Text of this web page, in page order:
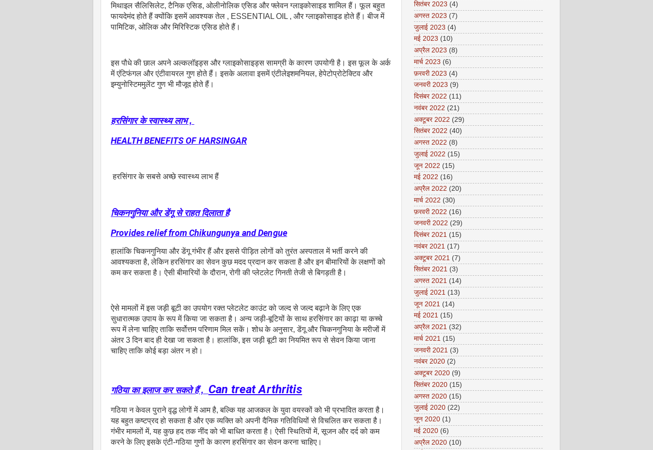
मिथाइल सैलिसिलेट, टैनिक एसिड, ओलीनोलिक एसिड और फ्लेवन ग्लाइकोसाइड शामिल हैं। फूल बहुत
फायदेमंद होते हैं क्योंकि इसमें आवश्यक तेल , ESSENTIAL OIL , और ग्लाइकोसाइड होते हैं। बीज में
पामिटिक, ओलिक और मिरिस्टिक एसिड होते हैं।
इस पौधे की छाल अपने अल्कलॉइड्स और ग्लाइकोसाइड्स सामग्री के कारण उपयोगी है। इस फूल के अर्क
में एंटिफंगल और एंटीवायरल गुण होते हैं। इसके अलावा इसमें एंटीलेइशमनियल, हेपेटोप्रोटेक्टिव और
इम्युनोस्टिममुलेंट गुण भी मौजूद होते हैं।
हरसिंगार के स्वास्थ्य लाभ ,
HEALTH BENEFITS OF HARSINGAR
हरसिंगार के सबसे अच्छे स्वास्थ्य लाभ हैं
चिकनगुनिया और डेंगू से राहत दिलाता है
Provides relief from Chikungunya and Dengue
हालांकि चिकनगुनिया और डेंगू गंभीर हैं और इससे पीड़ित लोगों को तुरंत अस्पताल में भर्ती करने की
आवश्यकता है, लेकिन हरसिंगार का सेवन कुछ मदद प्रदान कर सकता है और इन बीमारियों के लक्षणों को
कम कर सकता है। ऐसी बीमारियों के दौरान, रोगी की प्लेटलेट गिनती तेजी से बिगड़ती है।
ऐसे मामलों में इस जड़ी बूटी का उपयोग रक्त प्लेटलेट काउंट को जल्द से जल्द बढ़ाने के लिए एक
सुधारात्मक उपाय के रूप में किया जा सकता है। अन्य जड़ी-बूटियों के साथ हरसिंगार का काढ़ा या कच्चे
रूप में लेना चाहिए ताकि सर्वोत्तम परिणाम मिल सकें। शोध के अनुसार, डेंगू और चिकनगुनिया के मरीजों में
अंतर 3 दिन बाद ही देखा जा सकता है। हालांकि, इस जड़ी बूटी का नियमित रूप से सेवन किया जाना
चाहिए ताकि कोई बड़ा अंतर न हो।
गठिया का इलाज कर सकते हैं , Can treat Arthritis
गठिया न केवल पुराने वृद्ध लोगों में आम है, बल्कि यह आजकल के युवा वयस्कों को भी प्रभावित करता है।
यह बहुत कष्टप्रद हो सकता है और एक व्यक्ति को अपनी दैनिक गतिविधियों से विचलित कर सकता है।
गंभीर मामलों में, यह कुछ हद तक नींद को भी बाधित करता है। ऐसी स्थितियों में, सूजन और दर्द को कम
करने के लिए इसके एंटी-गठिया गुणों के कारण हरसिंगार का सेवन करना चाहिए।
सितंबर 2023 (4)
अगस्त 2023 (7)
जुलाई 2023 (4)
मई 2023 (10)
अप्रैल 2023 (8)
मार्च 2023 (6)
फ़रवरी 2023 (4)
जनवरी 2023 (9)
दिसंबर 2022 (11)
नवंबर 2022 (21)
अक्टूबर 2022 (29)
सितंबर 2022 (40)
अगस्त 2022 (8)
जुलाई 2022 (15)
जून 2022 (15)
मई 2022 (16)
अप्रैल 2022 (20)
मार्च 2022 (30)
फ़रवरी 2022 (16)
जनवरी 2022 (29)
दिसंबर 2021 (15)
नवंबर 2021 (17)
अक्टूबर 2021 (7)
सितंबर 2021 (3)
अगस्त 2021 (14)
जुलाई 2021 (13)
जून 2021 (14)
मई 2021 (15)
अप्रैल 2021 (32)
मार्च 2021 (15)
जनवरी 2021 (3)
नवंबर 2020 (2)
अक्टूबर 2020 (9)
सितंबर 2020 (15)
अगस्त 2020 (15)
जुलाई 2020 (22)
जून 2020 (1)
मई 2020 (6)
अप्रैल 2020 (10)